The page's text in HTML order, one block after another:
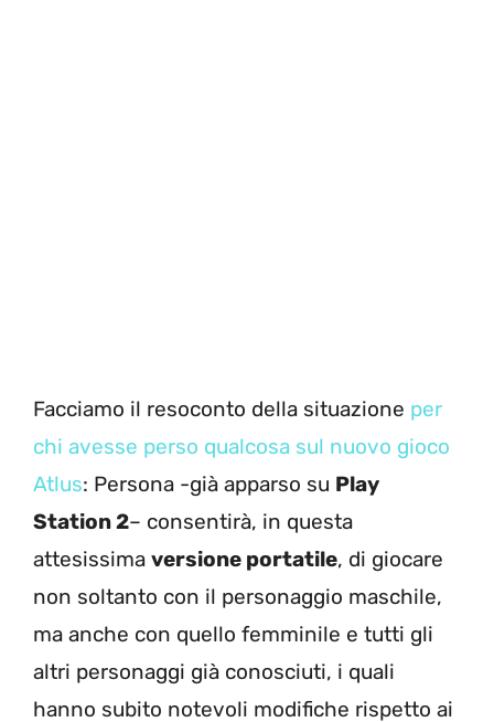
Facciamo il resoconto della situazione per
chi avesse perso qualcosa sul nuovo gioco
Atlus: Persona -già apparso su Play
Station 2– consentirà, in questa
attesissima versione portatile, di giocare
non soltanto con il personaggio maschile,
ma anche con quello femminile e tutti gli
altri personaggi già conosciuti, i quali
hanno subito notevoli modifiche rispetto ai